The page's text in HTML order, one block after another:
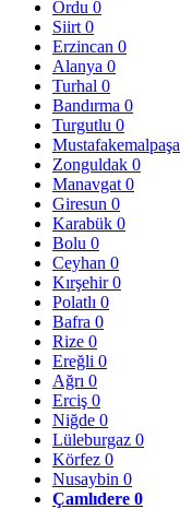
Ordu 0
Siirt 0
Erzincan 0
Alanya 0
Turhal 0
Bandırma 0
Turgutlu 0
Mustafakemalpaşa
Zonguldak 0
Manavgat 0
Giresun 0
Karabük 0
Bolu 0
Ceyhan 0
Kırşehir0
Polatlı 0
Bafra 0
Rize 0
Ereğli 0
Ağrı 0
Erciş 0
Niğde 0
Lüleburgaz 0
Körfez 0
Nusaybin 0
Çamlıdere 0